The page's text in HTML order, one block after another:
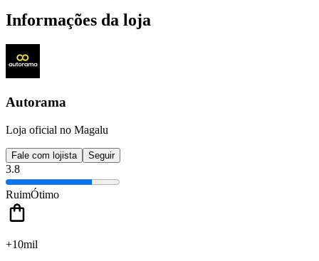
Informações da loja
Autorama
Loja oficial no Magalu
Fale com lojista Seguir
3.8
RuimÓtimo
+10mil